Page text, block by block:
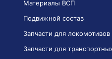
Материалы ВСП
Подвижной состав
Запчасти для локомотивов
Запчасти для